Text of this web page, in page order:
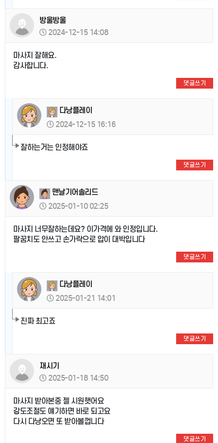
방울방울
2024-12-15 14:08
마사지 잘해요.
감사합니다.
댓글쓰기
다낭플레이
2024-12-15 16:16
잘하는거는 인정해야죠
댓글쓰기
맨날기어솔리드
2025-01-10 02:25
마사지 너무잘하는데요? 이가격에 와 인정입니다.
팔꿈치도 안쓰고 손가락으로 압이 대박입니다
댓글쓰기
다낭플레이
2025-01-21 14:01
진짜 최고죠
댓글쓰기
재시기
2025-01-18 14:50
마사지 받아본중 젤 시원햇어요
강도조절도 얘기하면 바로 되고요
다시 다낭오면 또 받아볼껍니다
댓글쓰기